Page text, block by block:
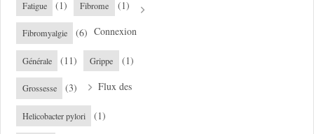
Fatigue (1) Fibrome (1)
Fibromyalgie (6)
Générale (11) Grippe (1)
Grossesse (3)
Helicobacter pylori (1)
Connexion
Flux des